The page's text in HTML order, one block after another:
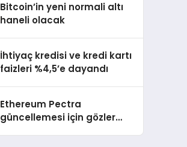
Bitcoin’in yeni normali altı
haneli olacak
İhtiyaç kredisi ve kredi kartı
faizleri %4,5’e dayandı
Ethereum Pectra
güncellemesi için gözler